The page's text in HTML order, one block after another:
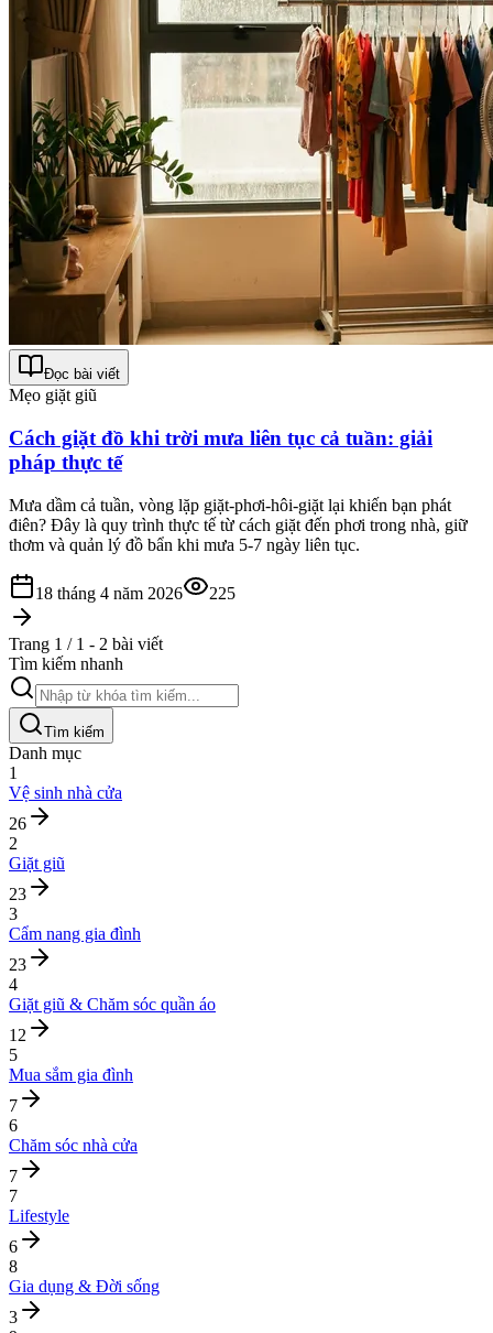
Đọc bài viết
Mẹo giặt giũ
Cách giặt đồ khi trời mưa liên tục cả tuần: giải
pháp thực tế
Mưa dầm cả tuần, vòng lặp giặt-phơi-hôi-giặt lại khiến bạn phát
điên? Đây là quy trình thực tế từ cách giặt đến phơi trong nhà, giữ
thơm và quản lý đồ bẩn khi mưa 5-7 ngày liên tục.
18 tháng 4 năm 2026 225
Trang 1 / 1 - 2 bài viết
Tìm kiếm nhanh
Tìm kiếm
Danh mục
1
Vệ sinh nhà cửa
26
2
Giặt giũ
23
3
Cẩm nang gia đình
23
4
Giặt giũ & Chăm sóc quần áo
12
5
Mua sắm gia đình
7
6
Chăm sóc nhà cửa
7
7
Lifestyle
6
8
Gia dụng & Đời sống
3